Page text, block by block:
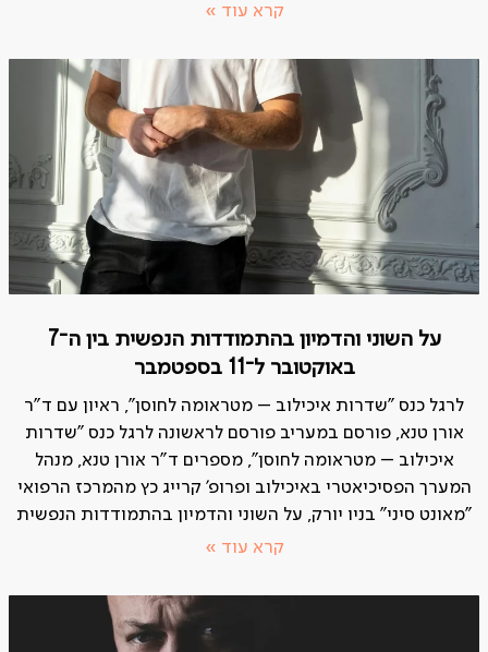
קרא עוד »
על השוני והדמיון בהתמודדות הנפשית בין ה־7
באוקטובר ל־11 בספטמבר
לרגל כנס "שדרות איכילוב – מטראומה לחוסן", ראיון עם ד"ר
אורן טנא, פורסם במעריב פורסם לראשונה לרגל כנס "שדרות
איכילוב – מטראומה לחוסן", מספרים ד"ר אורן טנא, מנהל
המערך הפסיכיאטרי באיכילוב ופרופ' קרייג כץ מהמרכז הרפואי
"מאונט סיני" בניו יורק, על השוני והדמיון בהתמודדות הנפשית
קרא עוד »